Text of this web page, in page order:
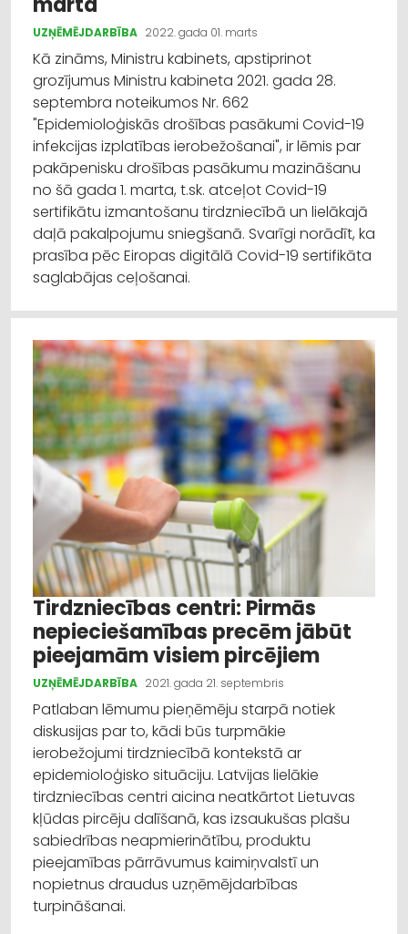
UZŅĒMĒJDARBĪBA 2022. gada 01. marts
Kā zināms, Ministru kabinets, apstiprinot
grozījumus Ministru kabineta 2021. gada 28.
septembra noteikumos Nr. 662
"Epidemioloģiskās drošības pasākumi Covid-19
infekcijas izplatības ierobežošanai", ir lēmis par
pakāpenisku drošības pasākumu mazināšanu
no šā gada 1. marta, t.sk. atceļot Covid-19
sertifikātu izmantošanu tirdzniecībā un lielākajā
daļā pakalpojumu sniegšanā. Svarīgi norādīt, ka
prasība pēc Eiropas digitālā Covid-19 sertifikāta
saglabājas ceļošanai.
Tirdzniecības centri: Pirmās
nepieciešamības precēm jābūt
pieejamām visiem pircējiem
UZŅĒMĒJDARBĪBA 2021. gada 21. septembris
Patlaban lēmumu pieņēmēju starpā notiek
diskusijas par to, kādi būs turpmākie
ierobežojumi tirdzniecībā kontekstā ar
epidemioloģisko situāciju. Latvijas lielākie
tirdzniecības centri aicina neatkārtot Lietuvas
kļūdas pircēju dalīšanā, kas izsaukušas plašu
sabiedrības neapmierinātību, produktu
pieejamības pārrāvumus kaimiņvalstī un
nopietnus draudus uzņēmējdarbības
turpināšanai.